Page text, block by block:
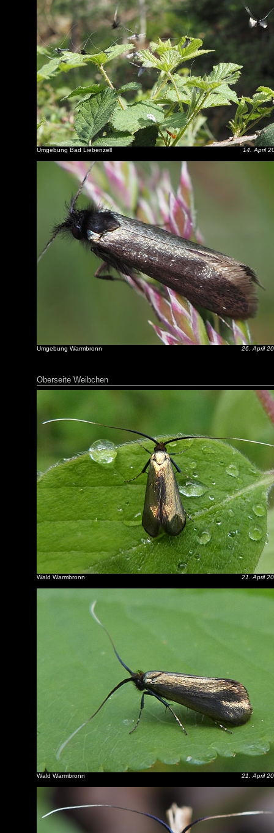
Umgebung Bad Liebenzell 14. April
Umgebung Warmbronn 26. April
Oberseite Weibchen
Wald Warmbronn 21. April
Wald Warmbronn 21. April